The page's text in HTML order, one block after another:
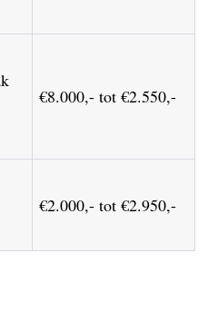
€8.000,- tot €2.550,-
€2.000,- tot €2.950,-